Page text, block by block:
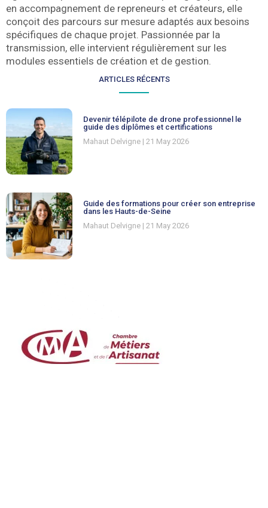
en accompagnement de repreneurs et créateurs, elle
conçoit des parcours sur mesure adaptés aux besoins
spécifiques de chaque projet. Passionnée par la
transmission, elle intervient régulièrement sur les
modules essentiels de création et de gestion.
ARTICLES RÉCENTS
Devenir télépilote de drone professionnel le
guide des diplômes et certifications
Mahaut Delvigne 21 May 2026
Guide des formations pour créer son entreprise
dans les Hauts-de-Seine
Mahaut Delvigne 21 May 2026